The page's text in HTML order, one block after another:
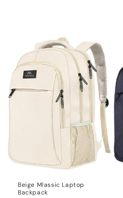
Beige Mlassic Laptop
Backpack